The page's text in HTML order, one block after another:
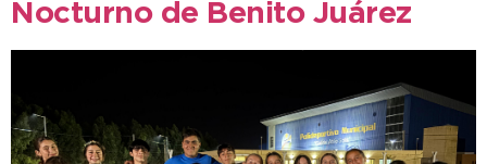
Nocturno de Benito Juárez